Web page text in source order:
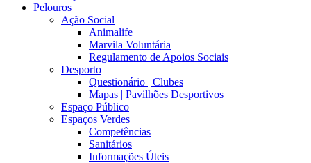
Pelouros
Ação Social
Animalife
Marvila Voluntária
Regulamento de Apoios Sociais
Desporto
Questionário | Clubes
Mapas | Pavilhões Desportivos
Espaço Público
Espaços Verdes
Competências
Sanitários
Informações Úteis